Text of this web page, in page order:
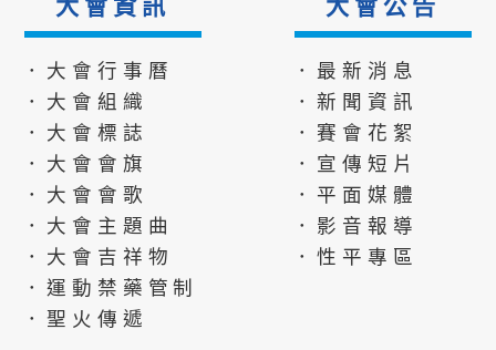
．大會行事曆
．大會組織
．大會標誌
．大會會旗
．大會會歌
．大會主題曲
．大會吉祥物
．運動禁藥管制
．聖火傳遞
．最新消息
．新聞資訊
．賽會花絮
．宣傳短片
．平面媒體
．影音報導
．性平專區